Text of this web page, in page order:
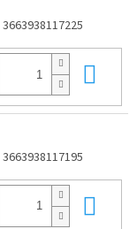
3663938117225
3663938117195